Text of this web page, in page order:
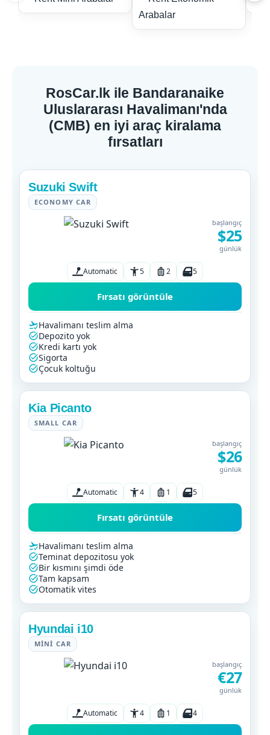
RosCar.lk ile Bandaranaike
Uluslararası Havalimanı'nda
(CMB) en iyi araç kiralama
fırsatları
Suzuki Swift
ECONOMY CAR
başlangıç
$25
günlük
Automatic 5 2 5
Fırsatı görüntüle
Havalimanı teslim alma
Depozito yok
Kredi kartı yok
Sigorta
Çocuk koltuğu
Kia Picanto
SMALL CAR
başlangıç
$26
günlük
Automatic 4 1 5
Fırsatı görüntüle
Havalimanı teslim alma
Teminat depozitosu yok
Bir kısmını şimdi öde
Tam kapsam
Otomatik vites
Hyundai i10
MINI CAR
başlangıç
€27
günlük
Automatic 4 1 4